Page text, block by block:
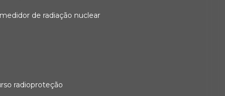
medidor de radiação nuclear
radioproteção